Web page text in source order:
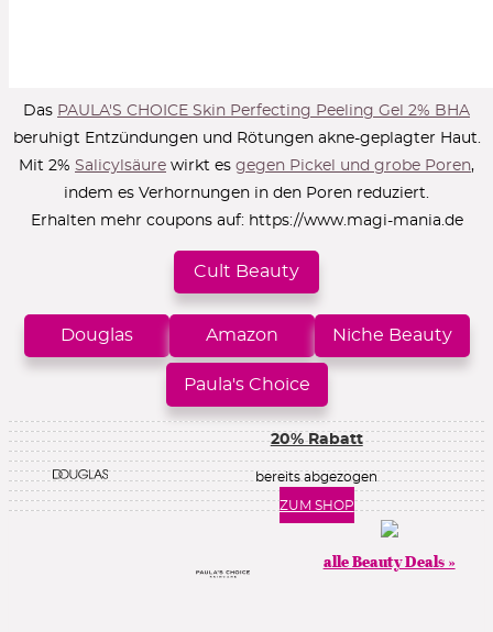
Das PAULA'S CHOICE Skin Perfecting Peeling Gel 2% BHA
beruhigt Entzündungen und Rötungen akne-geplagter Haut.
Mit 2% Salicylsäure wirkt es gegen Pickel und grobe Poren,
indem es Verhornungen in den Poren reduziert.
Erhalten mehr coupons auf: https://www.magi-mania.de
Cult Beauty
Douglas Amazon Niche Beauty
Paula's Choice
20% Rabatt
bereits abgezogen
ZUM SHOP
alle Beauty Deals »